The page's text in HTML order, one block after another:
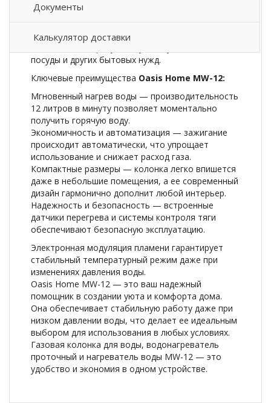
Документы
Калькулятор доставки
нагрева воды в вашем доме. Этот компактный
проточный газовый водонагреватель идеально
подходит для квартир, загородных домов и дач,
посуды и других бытовых нужд.
Ключевые преимущества Oasis Home MW-12:
Мгновенный нагрев воды — производительность
12 литров в минуту позволяет моментально
получить горячую воду.
Экономичность и автоматизация — зажигание
происходит автоматически, что упрощает
использование и снижает расход газа.
Компактные размеры — колонка легко впишется
даже в небольшие помещения, а ее современный
дизайн гармонично дополнит любой интерьер.
Надежность и безопасность — встроенные
датчики перегрева и системы контроля тяги
обеспечивают безопасную эксплуатацию.
Электронная модуляция пламени гарантирует
стабильный температурный режим даже при
изменениях давления воды.
Oasis Home MW-12 — это ваш надежный
помощник в создании уюта и комфорта дома.
Она обеспечивает стабильную работу даже при
низком давлении воды, что делает ее идеальным
выбором для использования в любых условиях.
Газовая колонка для воды, водонагреватель
проточный и нагреватель воды MW-12 — это
удобство и экономия в одном устройстве.